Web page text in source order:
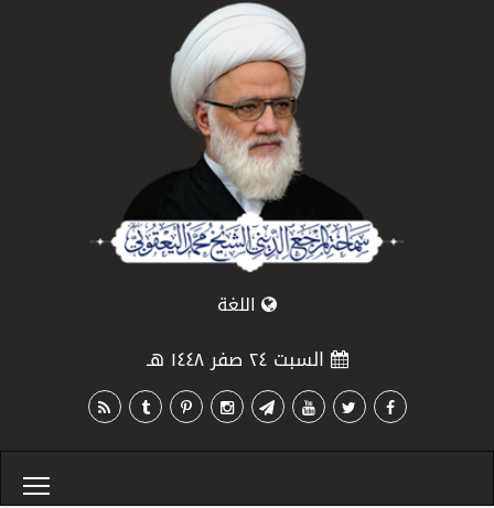
اللغة
السبت ٢٤ صفر ١٤٤٨ هـ